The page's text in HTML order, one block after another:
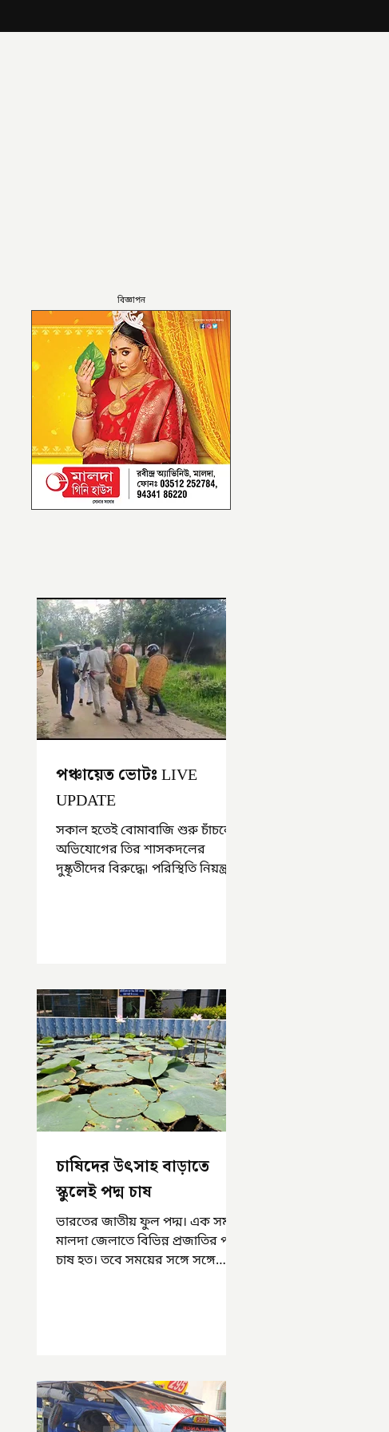
বিজ্ঞাপন
পঞ্চায়েত ভোটঃ LIVE
UPDATE
সকাল হতেই বোমাবাজি শুরু চাঁচলে৷
অভিযোগের তির শাসকদলের
দুষ্কৃতীদের বিরুদ্ধে৷ পরিস্থিতি নিয়ন্ত্রণে
চাষিদের উৎসাহ বাড়াতে
স্কুলেই পদ্ম চাষ
ভারতের জাতীয় ফুল পদ্ম। এক সময়
মালদা জেলাতে বিভিন্ন প্রজাতির পদ্ম
চাষ হত। তবে সময়ের সঙ্গে সঙ্গে